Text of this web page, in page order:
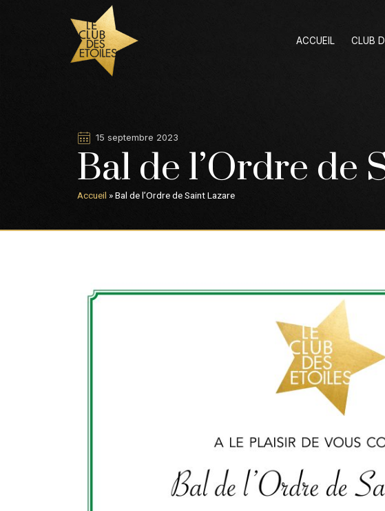
ACCUEIL CLUB
15 septembre 2023
Bal de l’Ordre de
Accueil »Bal de l’Ordre de Saint Lazare